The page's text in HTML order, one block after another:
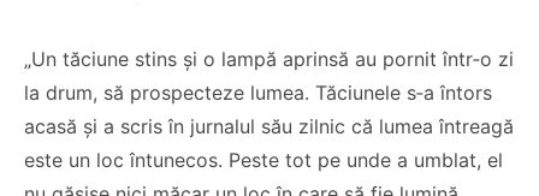
„Un tăciune stins și o lampă aprinsă au pornit într‑o zi
la drum, să prospecteze lumea. Tăciunele s‑a întors
acasă și a scris în jurnalul său zilnic că lumea întreagă
este un loc întunecos. Peste tot pe unde a umblat, el